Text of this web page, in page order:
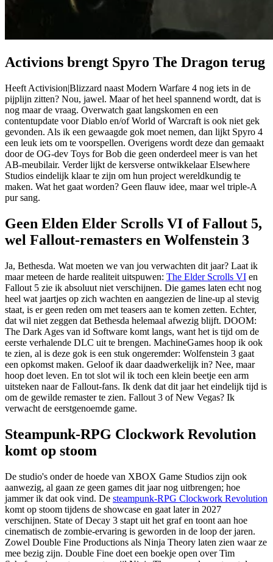
Activions brengt Spyro The Dragon terug
Heeft Activision|Blizzard naast Modern Warfare 4 nog iets in de
pijplijn zitten? Nou, jawel. Maar of het heel spannend wordt, dat is
nog maar de vraag. Overwatch gaat langskomen en een
contentupdate voor Diablo en/of World of Warcraft is ook niet gek
gevonden. Als ik een gewaagde gok moet nemen, dan lijkt Spyro 4
een leuk iets om te voorspellen. Overigens wordt deze dan gemaakt
door de OG-dev Toys for Bob die geen onderdeel meer is van het
AB-meubilair. Verder lijkt de kersverse ontwikkelaar Elsewhere
Studios eindelijk klaar te zijn om hun project wereldkundig te
maken. Wat het gaat worden? Geen flauw idee, maar wel triple-A
pur sang.
Geen Elden Elder Scrolls VI of Fallout 5,
wel Fallout-remasters en Wolfenstein 3
Ja, Bethesda. Wat moeten we van jou verwachten dit jaar? Laat ik
maar meteen de harde realiteit uitspuwen: The Elder Scrolls VI en
Fallout 5 zie ik absoluut niet verschijnen. Die games laten echt nog
heel wat jaartjes op zich wachten en aangezien de line-up al stevig
staat, is er geen reden om met teasers aan te komen zetten. Echter,
dat wil niet zeggen dat Bethesda helemaal afwezig blijft. DOOM:
The Dark Ages van id Software komt langs, want het is tijd om de
eerste verhalende DLC uit te brengen. MachineGames hoop ik ook
te zien, al is deze gok is een stuk ongeremder: Wolfenstein 3 gaat
een opkomst maken. Geloof ik daar daadwerkelijk in? Nee, maar
hoop doet leven. En tot slot wil ik toch een klein beetje een arm
uitsteken naar de Fallout-fans. Ik denk dat dit jaar het eindelijk tijd is
om de gewilde remaster te zien. Fallout 3 of New Vegas? Ik
verwacht de eerstgenoemde game.
Steampunk-RPG Clockwork Revolution
komt op stoom
De studio's onder de hoede van XBOX Game Studios zijn ook
aanwezig, al gaan ze geen games dit jaar nog uitbrengen; hoe
jammer ik dat ook vind. De steampunk-RPG Clockwork Revolution
komt op stoom tijdens de showcase en gaat later in 2027
verschijnen. State of Decay 3 stapt uit het graf en toont aan hoe
cinematisch de zombie-ervaring is geworden in de loop der jaren.
Zowel Double Fine Productions als Ninja Theory laten zien waar ze
mee bezig zijn. Double Fine doet een boekje open over Tim